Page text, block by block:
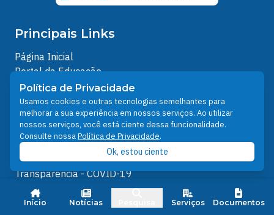
Início Notícias Serviços Documentos
Principais Links
Página Inicial
Portal da Educação
História de Santarém
Noticias
Transparência
Turismo
Ouvidoria
e-SIC
Transparência - COVID-19
Serviços
Política de Privacidade
Usamos cookies e outras tecnologias semelhantes para
melhorar a sua experiência em nossos serviços. Ao utilizar
nossos serviços, você está ciente dessa funcionalidade.
Consulte nossaPolítica de Privacidade.
Ok, estou ciente